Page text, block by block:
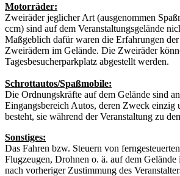
Motorräder:
Zweiräder jeglicher Art (ausgenommen
ccm) sind auf dem Veranstaltungsgelände
Maßgeblich dafür waren die Erfahrungen
Zweirädern im Gelände. Die Zweiräder
Tagesbesucherparkplatz abgestellt werden.
Schrottautos/Spaßmobile:
Die Ordnungskräfte auf dem Gelände sind
Eingangsbereich Autos, deren Zweck einzig
besteht, sie während der Veranstaltung zu
Sonstiges:
Das Fahren bzw. Steuern von
Flugzeugen, Drohnen o. ä. auf dem Gelände
nach vorheriger Zustimmung des